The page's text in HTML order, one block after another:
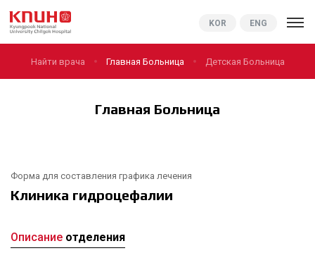
KNUCH
KOR ENG
Найти врача Главная Больница Детская Больница
Главная Больница
Форма для составления графика лечения
Клиника гидроцефалии
Описание отделения